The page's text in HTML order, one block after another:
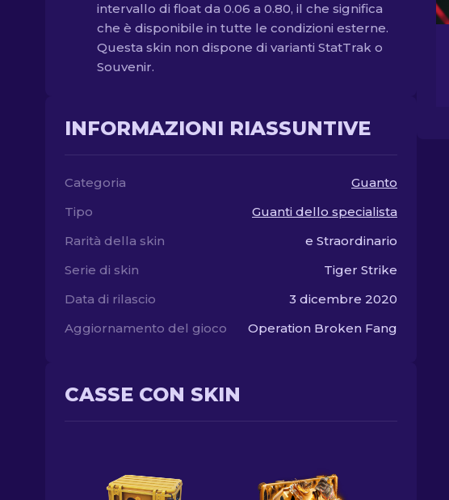
intervallo di float da 0.06 a 0.80, il che significa
che è disponibile in tutte le condizioni esterne.
Questa skin non dispone di varianti StatTrak o
Souvenir.
INFORMAZIONI RIASSUNTIVE
Categoria
Guanto
Tipo
Guanti dello specialista
Rarità della skin
e Straordinario
Serie di skin
Tiger Strike
Data di rilascio
3 dicembre 2020
Aggiornamento del gioco
Operation Broken Fang
CASSE CON SKIN